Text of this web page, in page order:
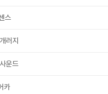
스
러지
운드
카